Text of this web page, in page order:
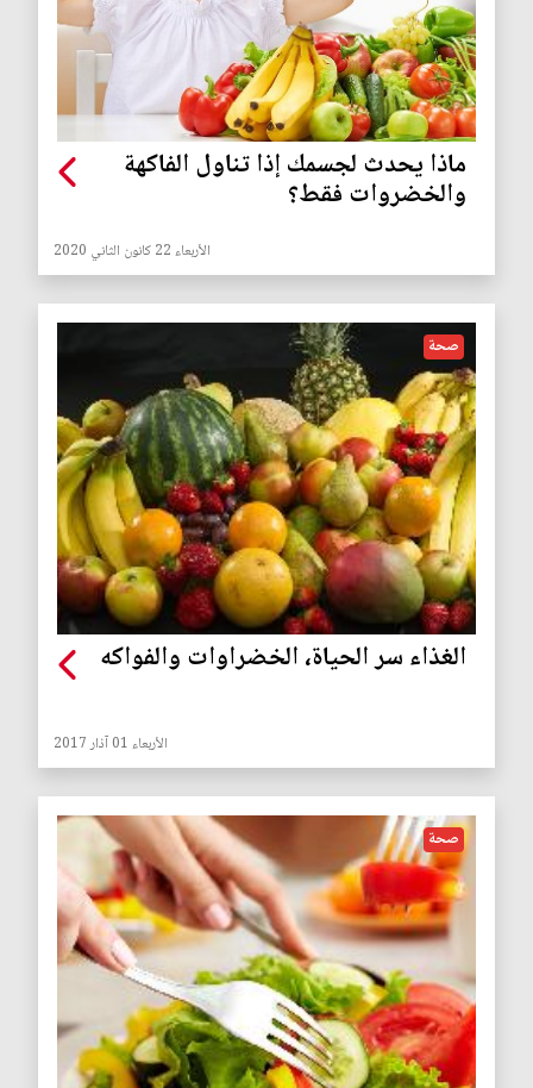
ماذا يحدث لجسمك إذا تناول الفاكهة
والخضروات فقط؟
الأربعاء 22 كانون الثاني 2020
صحة
الغذاء سر الحياة، الخضراوات والفواكه
الأربعاء 01 آذار 2017
صحة